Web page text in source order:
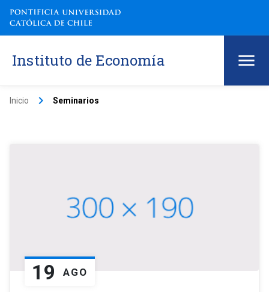
Instituto de Economía
Inicio keyboard_arrow_right Seminarios
19 AGO